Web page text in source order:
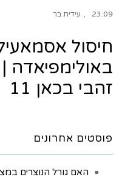
23:09 עידית בר
חיסול
באולימפיאדה
זהבי בכאן 11
פוסטים אחרונים
האם גורל הנוצרים